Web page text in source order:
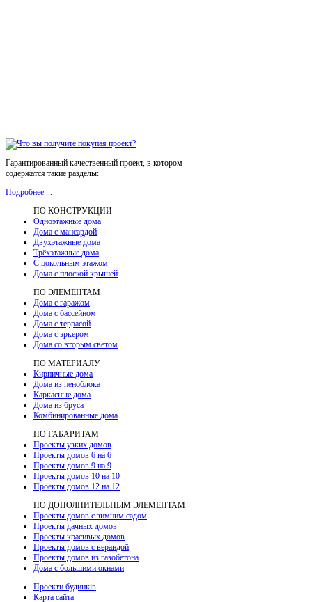
Гарантированный качественный проект, в котором
содержатся такие разделы:
Подробнее ...
ПО КОНСТРУКЦИИ
Одноэтажные дома
Дома с мансардой
Двухэтажные дома
Трёхэтажные дома
С цокольным этажом
Дома с плоской крышей
ПО ЭЛЕМЕНТАМ
Дома с гаражом
Дома с бассейном
Дома с террасой
Дома с эркером
Дома со вторым светом
ПО МАТЕРИАЛУ
Кирпичные дома
Дома из пеноблока
Каркасные дома
Дома из бруса
Комбинированные дома
ПО ГАБАРИТАМ
Проекты узких домов
Проекты домов 6 на 6
Проекты домов 9 на 9
Проекты домов 10 на 10
Проекты домов 12 на 12
ПО ДОПОЛНИТЕЛЬНЫМ ЭЛЕМЕНТАМ
Проекты домов с зимним садом
Проекты дачных домов
Проекты красивых домов
Проекты домов с верандой
Проекты домов из газобетона
Дома с большими окнами
Проекти будинків
Карта сайта